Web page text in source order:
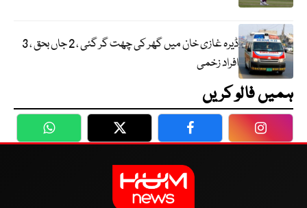
ڈیرہ غازی خان میں گھر کی چھت گر گئی ، 2 جاں بحق ، 3
افراد زخمی
ہمیں فالو کریں
WhatsApp Twitter Facebook